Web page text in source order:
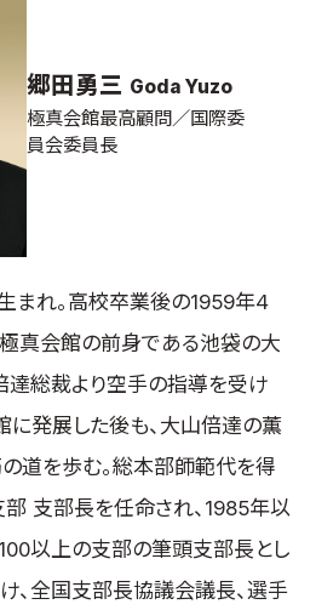
一般の部・壮年部の方
会員制度
くある質問
サイトについて
ライバシーポリシー
イトマップ
本語
郷田勇三 Goda Yuzo
極真会館最高顧問／国際委
員会委員長
まれ。高校卒業後の1959年4
極真会館の前身である池袋の大
達総裁より空手の指導を受け
に発展した後も、大山倍達の薫
道を歩む。総本部師範代を得
部 支部長を任命され、1985年以
以上の支部の筆頭支部長とし
、全国支部長協議会議長、選手